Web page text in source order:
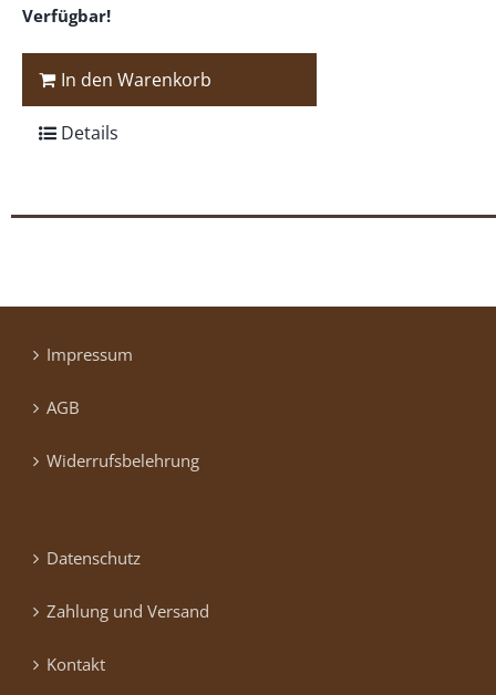
Verfügbar!
In den Warenkorb
Details
Impressum
AGB
Widerrufsbelehrung
Datenschutz
Zahlung und Versand
Kontakt